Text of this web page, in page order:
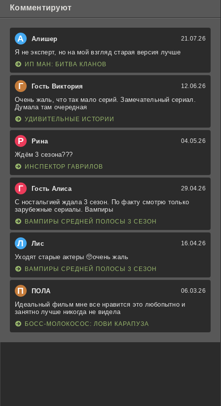
Комментируют
А Алишер 21.07.26
Я не эксперт, но на мой взгляд старая версия лучше
ИП МАН: БИТВА КЛАНОВ
Г Гость Виктория 12.06.26
Очень жаль, что так мало серий. Замечательный сериал.
Думала там очередная
УДИВИТЕЛЬНЫЕ ИСТОРИИ
Р Рина 04.05.26
Ждём 3 сезона???
ИНСПЕКТОР ГАВРИЛОВ
Г Гость Алиса 29.04.26
С ностальгией ждала 3 сезон. По факту смотрю только
зарубежные сериалы. Вампиры
ВАМПИРЫ СРЕДНЕЙ ПОЛОСЫ 3 СЕЗОН
Л Лис 16.04.26
Уходят старые актеры 🥺очень жаль
ВАМПИРЫ СРЕДНЕЙ ПОЛОСЫ 3 СЕЗОН
П ПОЛА 06.03.26
Идеальный фильм мне все нравится это любопытно и
занятно лучше никогда не видела
БОСС-МОЛОКОСОС: ЛОВИ КАРАПУЗА